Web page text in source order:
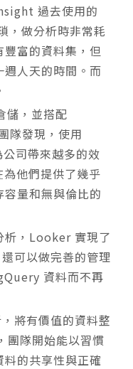
過去使用的
，做分析時非常耗
富的資料集，但
人天的時間。而
儲，並搭配
隊發現，使用
司帶來越多的效
他們提供了幾乎
量和無與倫比的
析，Looker 實現了
可以做完善的管理
資料而不再
將有價值的資料整
團隊開始能以習慣
的共享性與正確